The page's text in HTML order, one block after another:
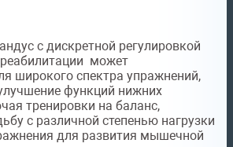
с дискретной регулировкой
может
широкого спектра упражнений,
функций нижних
тренировки на баланс,
с различной степенью нагрузки
для развития мышечной